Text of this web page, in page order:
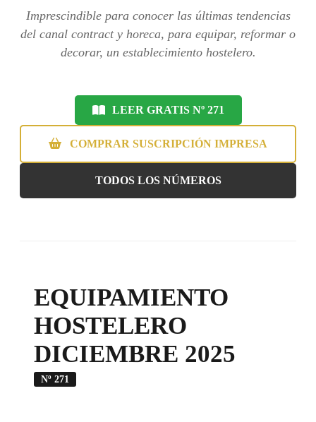
Imprescindible para conocer las últimas tendencias
del canal contract y horeca, para equipar, reformar o
decorar, un establecimiento hostelero.
LEER GRATIS Nº 271
COMPRAR SUSCRIPCIÓN IMPRESA
TODOS LOS NÚMEROS
EQUIPAMIENTO
HOSTELERO
DICIEMBRE 2025
Nº 271